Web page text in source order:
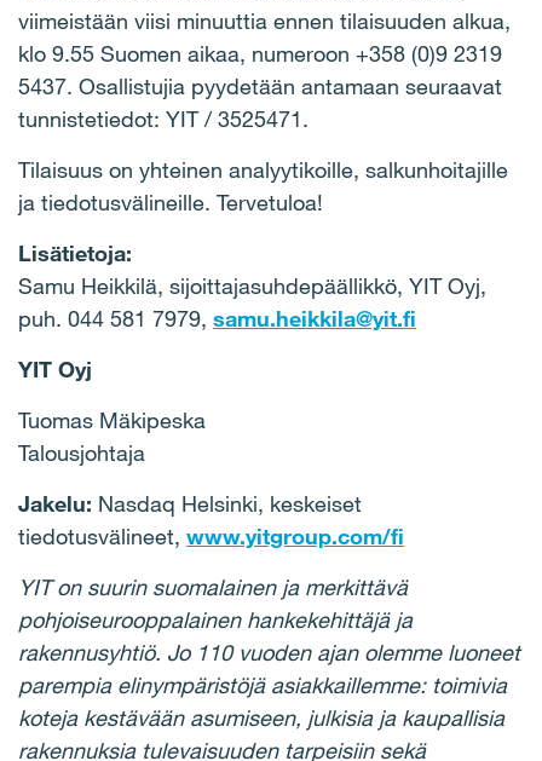
viimeistään viisi minuuttia ennen tilaisuuden alkua,
klo 9.55 Suomen aikaa, numeroon +358 (0)9 2319
5437. Osallistujia pyydetään antamaan seuraavat
tunnistetiedot: YIT / 3525471.
Tilaisuus on yhteinen analyytikoille, salkunhoitajille
ja tiedotusvälineille. Tervetuloa!
Lisätietoja:
Samu Heikkilä, sijoittajasuhdepäällikkö, YIT Oyj,
puh. 044 581 7979, samu.heikkila@yit.fi
YIT Oyj
Tuomas Mäkipeska
Talousjohtaja
Jakelu: Nasdaq Helsinki, keskeiset
tiedotusvälineet, www.yitgroup.com/fi
YIT on suurin suomalainen ja merkittävä
pohjoiseurooppalainen hankekehittäjä ja
rakennusyhtiö. Jo 110 vuoden ajan olemme luoneet
parempia elinympäristöjä asiakkaillemme: toimivia
koteja kestävään asumiseen, julkisia ja kaupallisia
rakennuksia tulevaisuuden tarpeisiin sekä